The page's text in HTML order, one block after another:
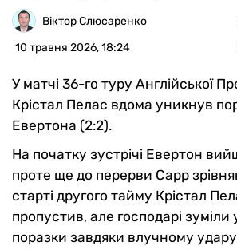
РІЗНЕ
БУКМЕКЕРИ
Віктор Слюсаренко
10 травня 2026, 18:24
У матчі 36-го туру Англійської
Крістал Пелас вдома уникнув
Евертона (2:2).
На початку зустрічі Евертон
проте ще до перерви Сарр
старті другого тайму Крістал
пропустив, але господарі
поразки завдяки влучному